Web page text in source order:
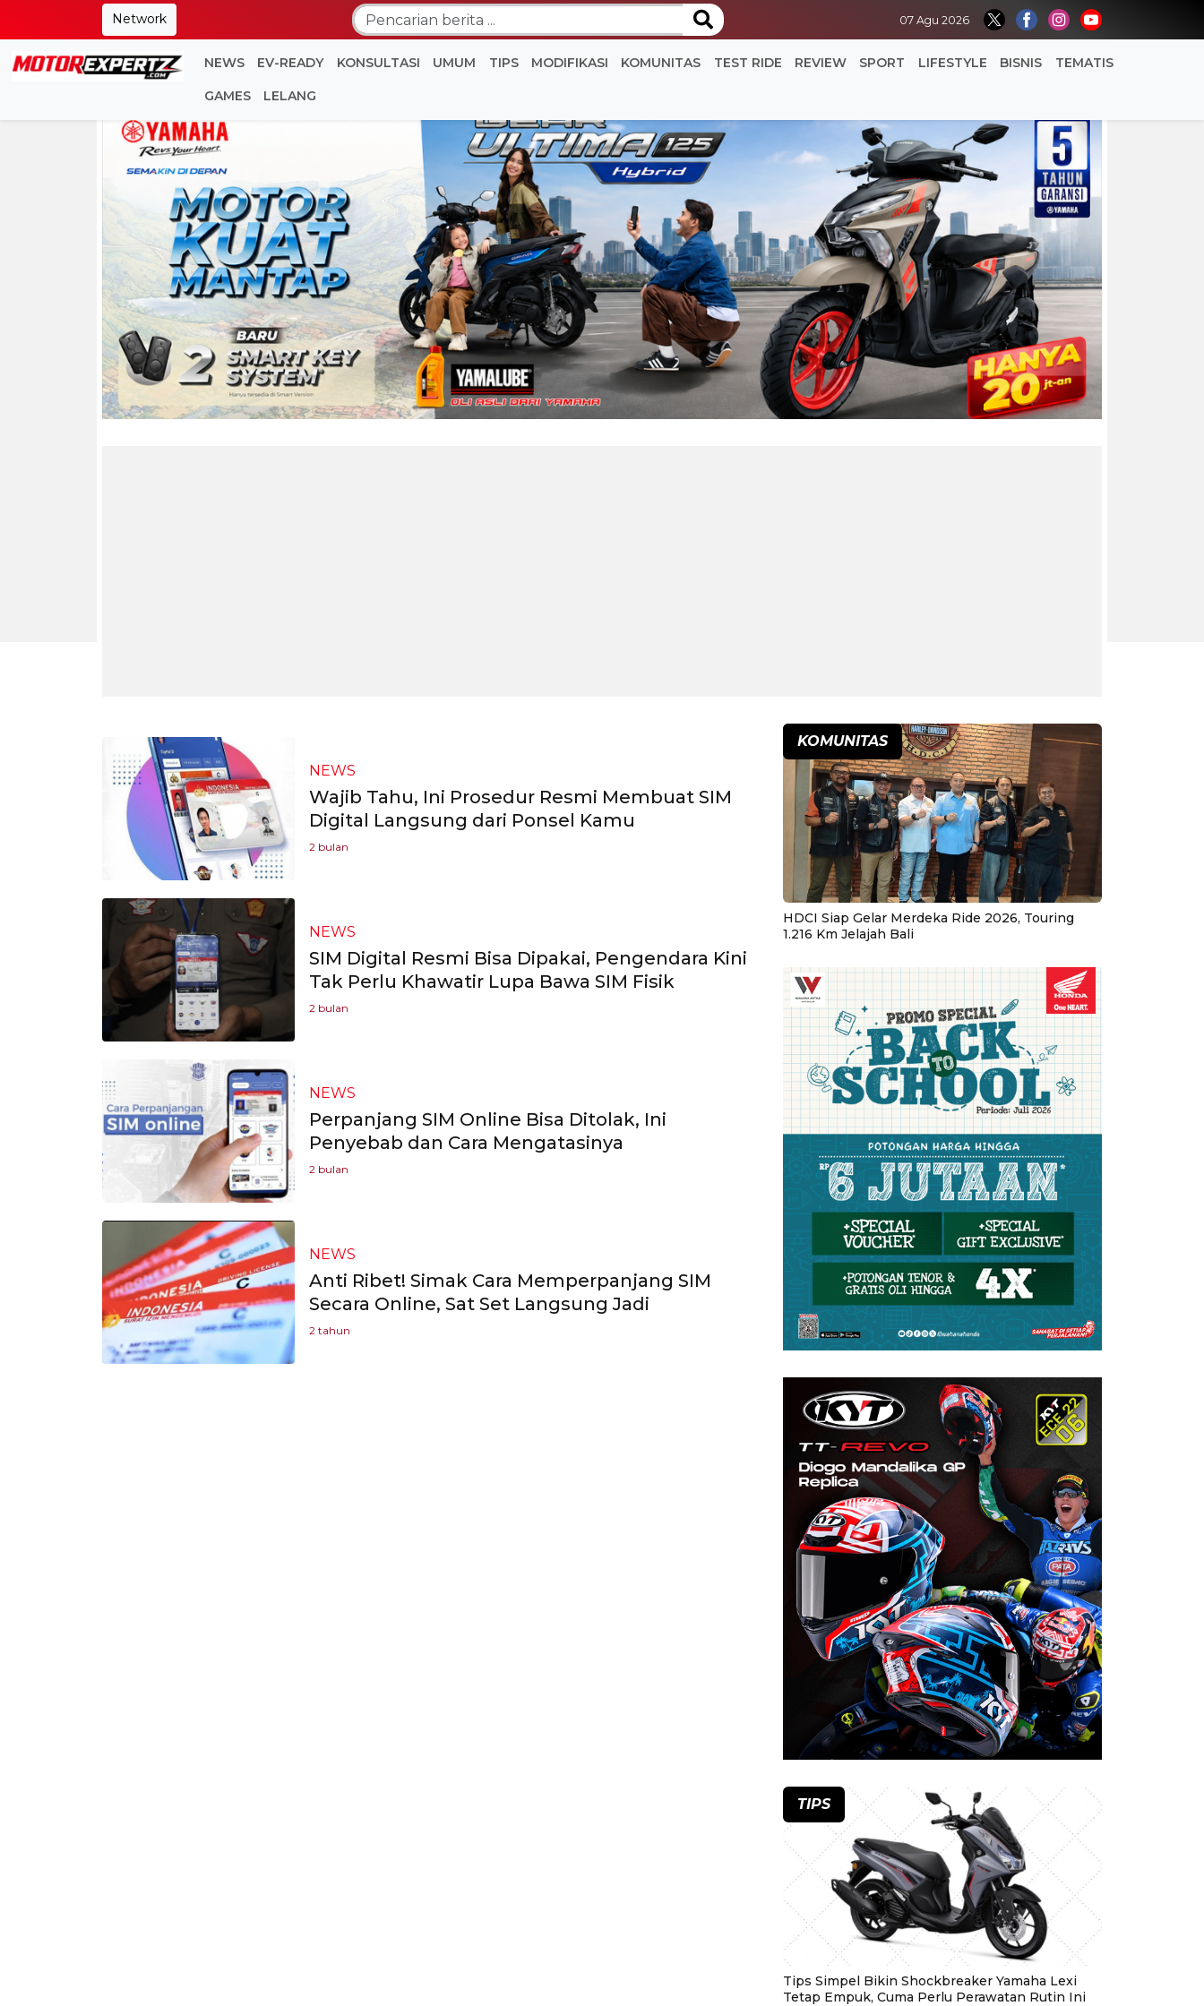
Network 07 Agu 2026
NEWS EV-READY KONSULTASI UMUM TIPS MODIFIKASI KOMUNITAS TEST RIDE REVIEW SPORT LIFESTYLE BISNIS TEMATIS
GAMES LELANG
NEWS
Wajib Tahu, Ini Prosedur Resmi Membuat SIM
Digital Langsung dari Ponsel Kamu
2 bulan
NEWS
SIM Digital Resmi Bisa Dipakai, Pengendara Kini
Tak Perlu Khawatir Lupa Bawa SIM Fisik
2 bulan
NEWS
Perpanjang SIM Online Bisa Ditolak, Ini
Penyebab dan Cara Mengatasinya
2 bulan
NEWS
Anti Ribet! Simak Cara Memperpanjang SIM
Secara Online, Sat Set Langsung Jadi
2 tahun
KOMUNITAS
HDCI Siap Gelar Merdeka Ride 2026, Touring
1.216 Km Jelajah Bali
TIPS
Tips Simpel Bikin Shockbreaker Yamaha Lexi
Tetap Empuk, Cuma Perlu Perawatan Rutin Ini